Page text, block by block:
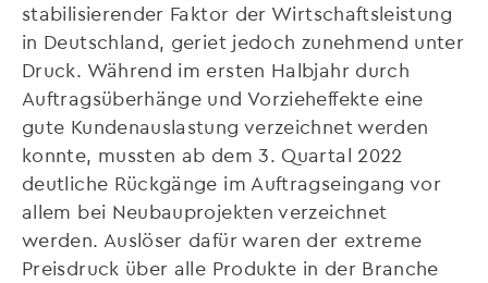
stabilisierender Faktor der Wirtschaftsleistung
in Deutschland, geriet jedoch zunehmend unter
Druck. Während im ersten Halbjahr durch
Auftragsüberhänge und Vorzieheffekte eine
gute Kundenauslastung verzeichnet werden
konnte, mussten ab dem 3. Quartal 2022
deutliche Rückgänge im Auftragseingang vor
allem bei Neubauprojekten verzeichnet
werden. Auslöser dafür waren der extreme
Preisdruck über alle Produkte in der Branche